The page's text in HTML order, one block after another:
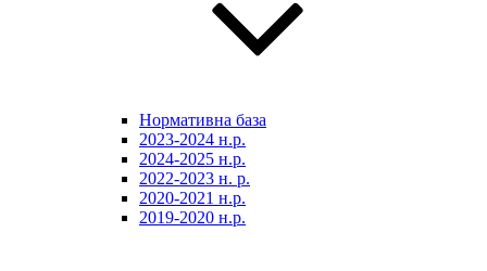
Нормативна база
2023-2024 н.р.
2024-2025 н.р.
2022-2023 н. р.
2020-2021 н.р.
2019-2020 н.р.